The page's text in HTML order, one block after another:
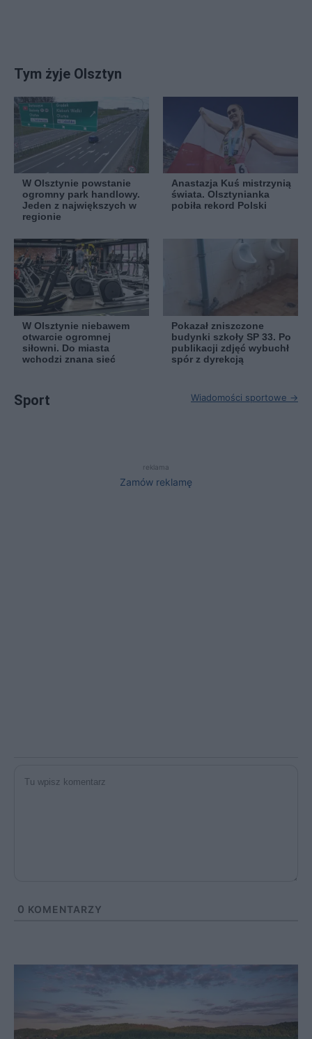
Tym żyje Olsztyn
W Olsztynie powstanie
ogromny park handlowy.
Jeden z największych w
regionie
Anastazja Kuś mistrzynią
świata. Olsztynianka
pobiła rekord Polski
W Olsztynie niebawem
otwarcie ogromnej
siłowni. Do miasta
wchodzi znana sieć
Pokazał zniszczone
budynki szkoły SP 33. Po
publikacji zdjęć wybuchł
spór z dyrekcją
Sport Wiadomości sportowe →
reklama
Zamów reklamę
0 KOMENTARZY